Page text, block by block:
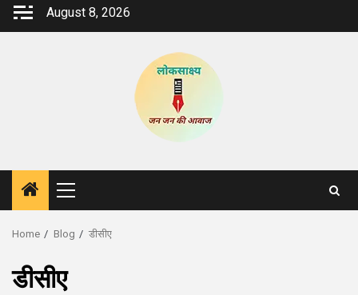
Skip
August 8, 2026
Primary
Menu
Home Blog डीसीए
डीसीए